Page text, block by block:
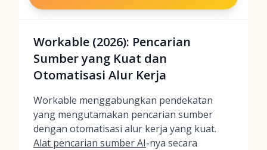
Workable (2026): Pencarian
Sumber yang Kuat dan
Otomatisasi Alur Kerja
Workable menggabungkan pendekatan
yang mengutamakan pencarian sumber
dengan otomatisasi alur kerja yang kuat.
Alat pencarian sumber AI-nya secara